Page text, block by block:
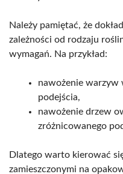
Należy pamiętać, że
zależności od rodzaju
wymagań. Na przykład:
nawożenie warzyw
podejścia,
nawożenie drzew
zróżnicowanego
Dlatego warto kierować
zamieszczonymi na